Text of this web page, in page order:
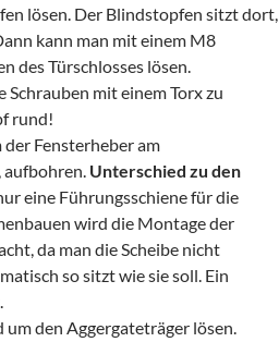
lösen. Der Blindstopfen sitzt dort,
kann man mit einem M8
des Türschlosses lösen.
mit einem Torx zu
rund!
Fensterheber am
aufbohren. Unterschied zu den
eine Führungsschiene für die
wird die Montage der
da man die Scheibe nicht
so sitzt wie sie soll. Ein
den Aggergateträger lösen.